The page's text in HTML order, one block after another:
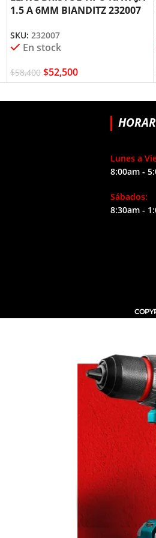
1.5 A 6MM BIANDITZ 232007
SKU: 232007
En stock
$58,400 $52,500
Lunes a
8:00am -
Sábados:
8:30am -